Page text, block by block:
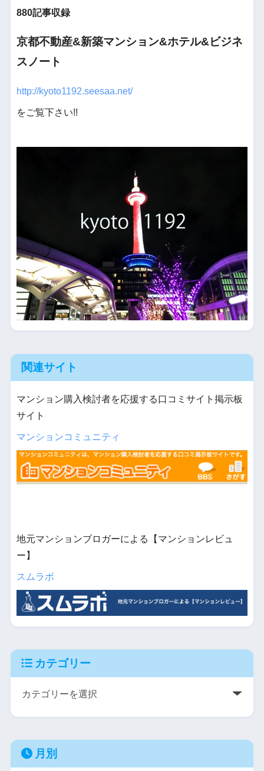
880記事収録
京都不動産&新築マンション&ホテル&ビジネ
スノート
http://kyoto1192.seesaa.net/
をご覧下さい!!
関連サイト
マンション購入検討者を応援する口コミサイト掲示板
サイト
マンションコミュニティ
地元マンションブロガーによる【マンションレビュ
ー】
スムラボ
カテゴリー
月別